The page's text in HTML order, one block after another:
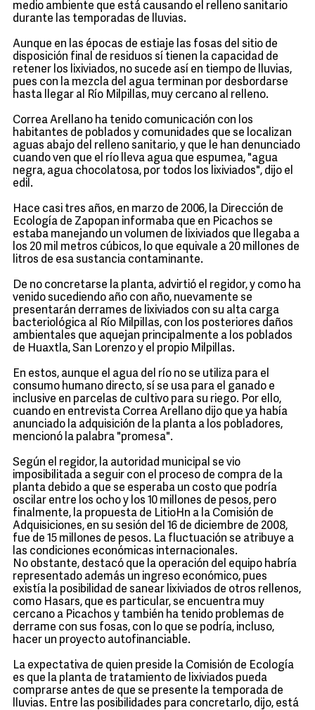
medio ambiente que está causando el relleno sanitario
durante las temporadas de lluvias.
Aunque en las épocas de estiaje las fosas del sitio de
disposición final de residuos sí tienen la capacidad de
retener los lixiviados, no sucede así en tiempo de lluvias,
pues con la mezcla del agua terminan por desbordarse
hasta llegar al Río Milpillas, muy cercano al relleno.
Correa Arellano ha tenido comunicación con los
habitantes de poblados y comunidades que se localizan
aguas abajo del relleno sanitario, y que le han denunciado
cuando ven que el río lleva agua que espumea, "agua
negra, agua chocolatosa, por todos los lixiviados", dijo el
edil.
Hace casi tres años, en marzo de 2006, la Dirección de
Ecología de Zapopan informaba que en Picachos se
estaba manejando un volumen de lixiviados que llegaba a
los 20 mil metros cúbicos, lo que equivale a 20 millones de
litros de esa sustancia contaminante.
De no concretarse la planta, advirtió el regidor, y como ha
venido sucediendo año con año, nuevamente se
presentarán derrames de lixiviados con su alta carga
bacteriológica al Río Milpillas, con los posteriores daños
ambientales que aquejan principalmente a los poblados
de Huaxtla, San Lorenzo y el propio Milpillas.
En estos, aunque el agua del río no se utiliza para el
consumo humano directo, sí se usa para el ganado e
inclusive en parcelas de cultivo para su riego. Por ello,
cuando en entrevista Correa Arellano dijo que ya había
anunciado la adquisición de la planta a los pobladores,
mencionó la palabra "promesa".
Según el regidor, la autoridad municipal se vio
imposibilitada a seguir con el proceso de compra de la
planta debido a que se esperaba un costo que podría
oscilar entre los ocho y los 10 millones de pesos, pero
finalmente, la propuesta de LitioHn a la Comisión de
Adquisiciones, en su sesión del 16 de diciembre de 2008,
fue de 15 millones de pesos. La fluctuación se atribuye a
las condiciones económicas internacionales.
No obstante, destacó que la operación del equipo habría
representado además un ingreso económico, pues
existía la posibilidad de sanear lixiviados de otros rellenos,
como Hasars, que es particular, se encuentra muy
cercano a Picachos y también ha tenido problemas de
derrame con sus fosas, con lo que se podría, incluso,
hacer un proyecto autofinanciable.
La expectativa de quien preside la Comisión de Ecología
es que la planta de tratamiento de lixiviados pueda
comprarse antes de que se presente la temporada de
lluvias. Entre las posibilidades para concretarlo, dijo, está